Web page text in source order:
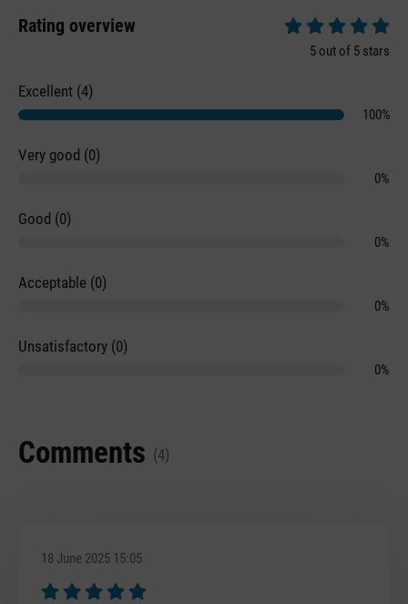
Rating overview
Average rating of
5 out of 5 stars
Excellent (4)
100%
Very good (0)
0%
Good (0)
0%
Acceptable (0)
0%
Unsatisfactory (0)
0%
Comments (4)
18 June 2025 15:05